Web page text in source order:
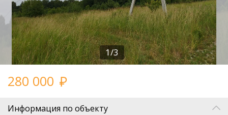
1/3
280 000
Информация по объекту